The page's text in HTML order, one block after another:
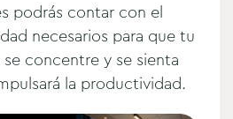
podrás contar con el
necesarios para que tu
concentre y se sienta
la productividad.